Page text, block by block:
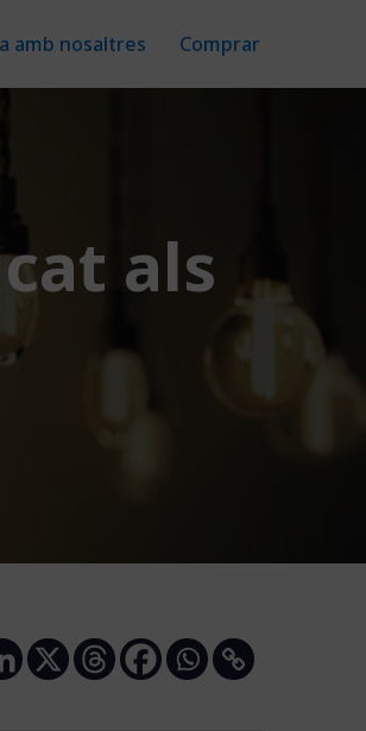
amb nosaltres Comprar
als